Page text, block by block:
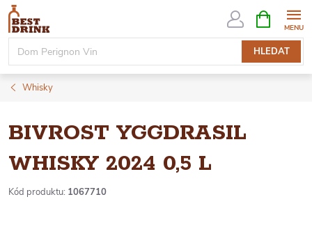
Přejít
obsah
HLEDAT
NÁKUPNÍ
KOŠÍK
Whisky
BIVROST YGGDRASIL
WHISKY 2024 0,5 L
Kód produktu: 1067710